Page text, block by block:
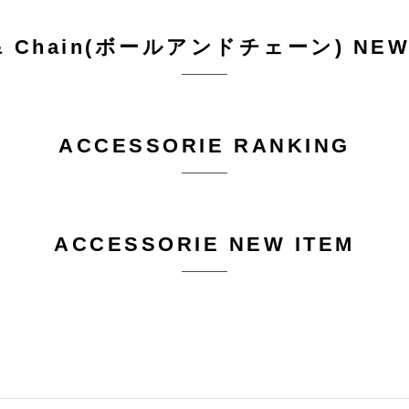
ボールアンドチェーン)
ACCESSORIE RANKING
ACCESSORIE NEW ITEM